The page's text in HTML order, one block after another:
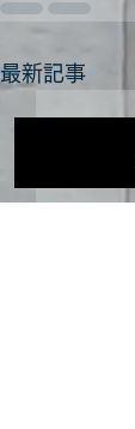
最新記事